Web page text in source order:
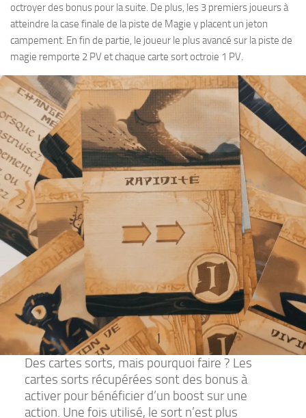
octroyer des bonus pour la suite. De plus, les 3 premiers joueurs à
atteindre la case finale de la piste de Magie y placent un jeton
campement. En fin de partie, le joueur le plus avancé sur la piste de
magie remporte 2 PV et chaque carte sort octroie 1 PV.
Des cartes sorts, mais pourquoi faire ? Les
cartes sorts récupérées sont des bonus à
activer pour bénéficier d’un boost sur une
action. Une fois utilisé, le sort n’est plus